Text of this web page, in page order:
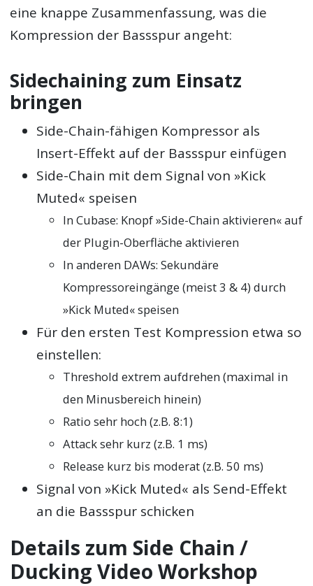
eine knappe Zusammenfassung, was die
Kompression der Bassspur angeht:
Sidechaining zum Einsatz
bringen
Side-Chain-fähigen Kompressor als
Insert-Effekt auf der Bassspur einfügen
Side-Chain mit dem Signal von »Kick
Muted« speisen
In Cubase: Knopf »Side-Chain aktivieren« auf
der Plugin-Oberfläche aktivieren
In anderen DAWs: Sekundäre
Kompressoreingänge (meist 3 & 4) durch
»Kick Muted« speisen
Für den ersten Test Kompression etwa so
einstellen:
Threshold extrem aufdrehen (maximal in
den Minusbereich hinein)
Ratio sehr hoch (z.B. 8:1)
Attack sehr kurz (z.B. 1 ms)
Release kurz bis moderat (z.B. 50 ms)
Signal von »Kick Muted« als Send-Effekt
an die Bassspur schicken
Details zum Side Chain /
Ducking Video Workshop